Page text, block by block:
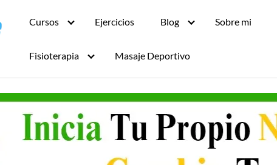
Cursos Ejercicios Blog Sobre mi
Fisioterapia Masaje Deportivo